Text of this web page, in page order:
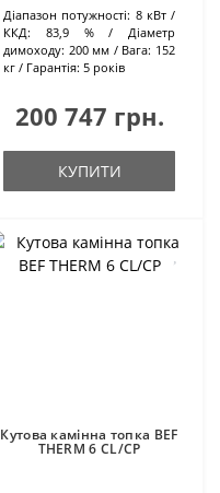
Діапазон потужності: 8 кВт
ККД:
83,9 %
Діаметр
димоходу: 200 мм Вага: 152
кг
Гарантія: 5 років
200 747 грн.
КУПИТИ
Кутова камінна топка BEF
THERM 6 CL/CP